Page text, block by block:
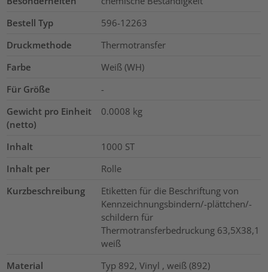
Bestell Typ
596-12263
Druckmethode
Thermotransfer
Farbe
Weiß (WH)
Für Größe
-
Gewicht pro Einheit
(netto)
0.0008 kg
Inhalt 1000 ST
Inhalt per
Rolle
Kurzbeschreibung
Etiketten für die Beschriftung von
Kennzeichnungsbindern/-plättchen/-
schildern für
Thermotransferbedruckung 63,5X38,1
weiß
Material
Typ 892, Vinyl , weiß (892)